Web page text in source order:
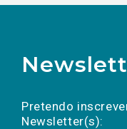
Pretendo
Newsletter(s):
a(s) newsletter(s).
mail